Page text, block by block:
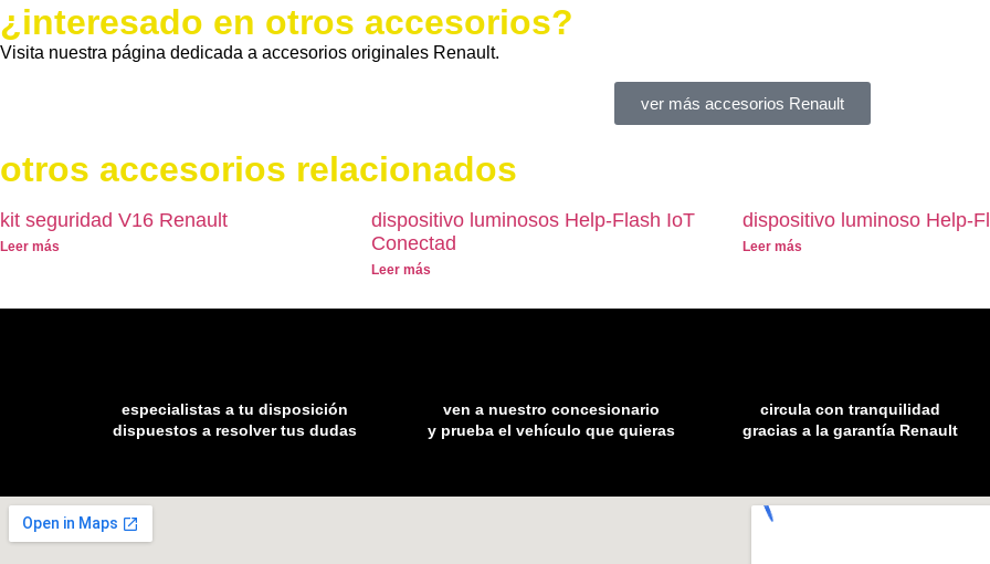
¿interesado en otros accesorios?
Visita nuestra página dedicada a accesorios originales Renault.
ver más accesorios Renault
otros accesorios relacionados
kit seguridad V16 Renault
Leer más
dispositivo luminosos Help-Flash IoT
Conectad
Leer más
dispositivo luminoso Help-
Leer más
especialistas a tu disposición
dispuestos a resolver tus dudas
ven a nuestro concesionario
y prueba el vehículo que quieras
circula con tranquilidad
gracias a la garantía Renault